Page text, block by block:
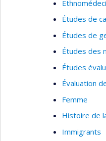
Études de
Études de
Études des
Études
Évaluation
Femme
Histoire de
Immigrants